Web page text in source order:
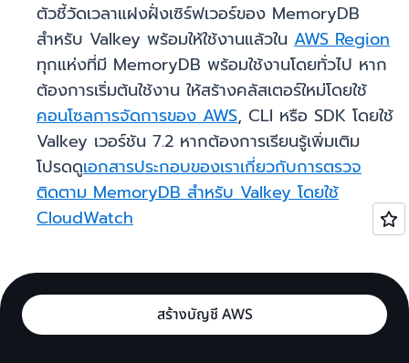
ตัวชี้วัดเวลาแฝงฝั่งเซิร์ฟเวอร์ของ MemoryDB
สำหรับ Valkey พร้อมให้ใช้งานแล้วใน AWS Region
ทุกแห่งที่มี MemoryDB พร้อมใช้งานโดยทั่วไป หาก
ต้องการเริ่มต้นใช้งาน ให้สร้างคลัสเตอร์ใหม่โดยใช้
คอนโซลการจัดการของ AWS, CLI หรือ SDK โดยใช้
Valkey เวอร์ชัน 7.2 หากต้องการเรียนรู้เพิ่มเติม
โปรดดูเอกสารประกอบของเราเกี่ยวกับการตรวจ
ติดตาม MemoryDB สำหรับ Valkey โดยใช้
CloudWatch
สร้างบัญชี AWS